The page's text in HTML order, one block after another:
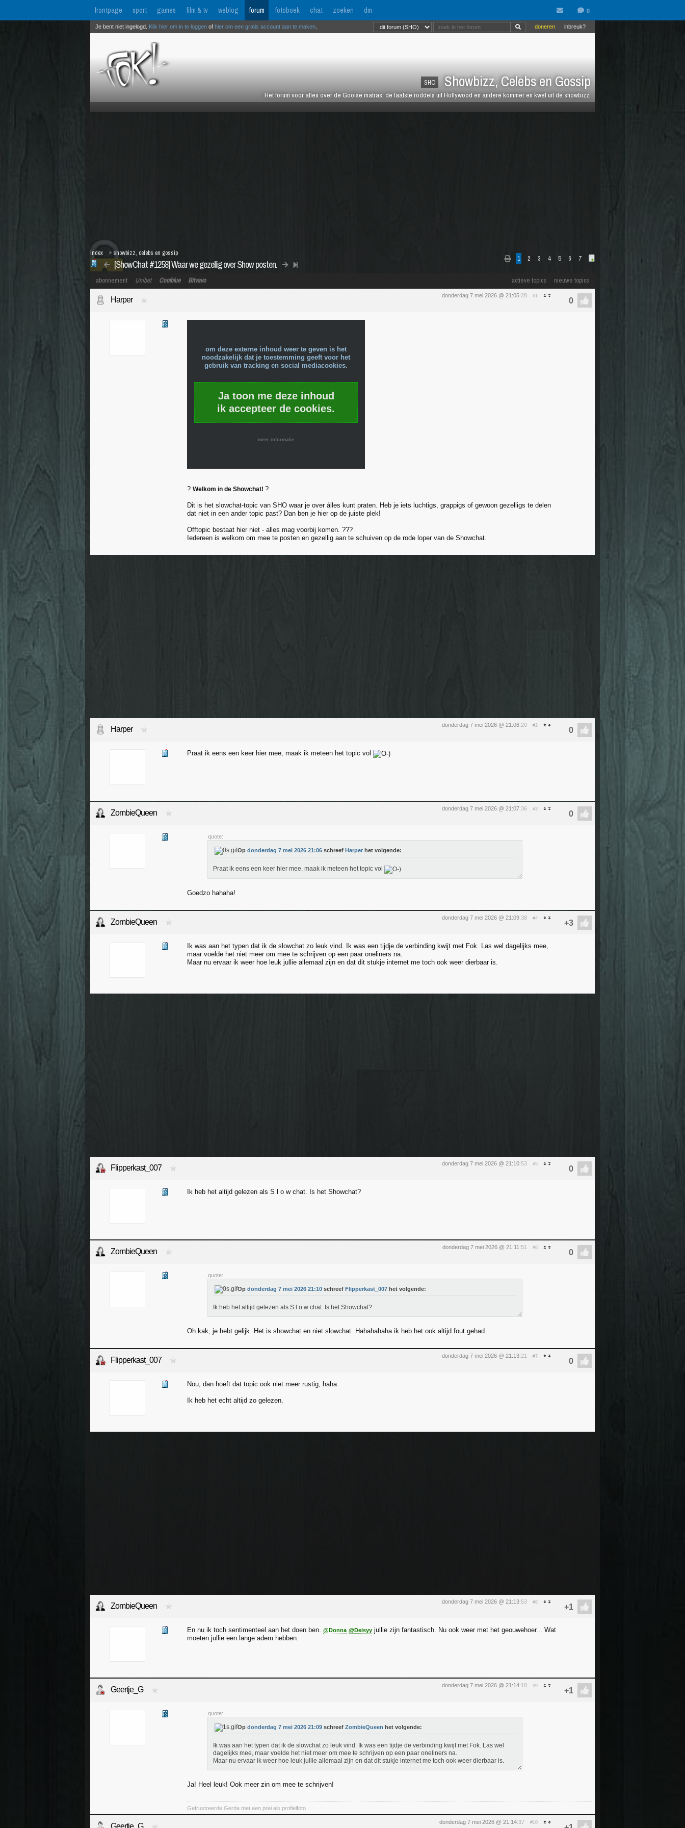
frontpage sport games film & tv weblog forum fotoboek chat zoeken dm
SHO Showbizz, Celebs en Gossip
Het forum voor alles over de Gooise matras, de laatste roddels uit Hollywood en andere kommer en kwel uit de showbizz.
inbreuk?
doneren
Je bent niet ingelogd. Klik hier om in te loggen of hier om een gratis account aan te maken
1 2 3 4 5 6 7
[ShowChat #1258] Waar we gezellig over Show posten.
Index » showbizz, celebs en gossip
actieve topics nieuwe topics
abonnement Unibet Coolblue Bitvavo
donderdag 7 mei 2026 @ 21:05:28 #1
Harper
om deze externe inhoud weer te geven is het
noodzakelijk dat je toestemming geeft voor het
gebruik van tracking en social mediacookies.
Ja toon me deze inhoud
ik accepteer de cookies.
meer informatie
? Welkom in de Showchat! ?
Dit is het slowchat-topic van SHO waar je over álles kunt praten. Heb je iets luchtigs, grappigs of gewoon gezelligs te delen
dat niet in een ander topic past? Dan ben je hier op de juiste plek!
Offtopic bestaat hier niet - alles mag voorbij komen. ???
Iedereen is welkom om mee te posten en gezellig aan te schuiven op de rode loper van de Showchat.
donderdag 7 mei 2026 @ 21:06:20 #2
Harper
Praat ik eens een keer hier mee, maak ik meteen het topic vol
donderdag 7 mei 2026 @ 21:07:36 #3
ZombieQueen
quote:
Op donderdag 7 mei 2026 21:06 schreef Harper het volgende:
Praat ik eens een keer hier mee, maak ik meteen het topic vol
Goedzo hahaha!
donderdag 7 mei 2026 @ 21:09:38 #4
ZombieQueen
Ik was aan het typen dat ik de slowchat zo leuk vind. Ik was een tijdje de verbinding kwijt met Fok. Las wel dagelijks mee,
maar voelde het niet meer om mee te schrijven op een paar oneliners na.
Maar nu ervaar ik weer hoe leuk jullie allemaal zijn en dat dit stukje internet me toch ook weer dierbaar is.
donderdag 7 mei 2026 @ 21:10:53 #5
Flipperkast_007
Ik heb het altijd gelezen als S l o w chat. Is het Showchat?
donderdag 7 mei 2026 @ 21:11 :51 #6
ZombieQueen
quote:
Op donderdag 7 mei 2026 21:10 schreef Flipperkast_007 het volgende:
Ik heb het altijd gelezen als S l o w chat. Is het Showchat?
Oh kak, je hebt gelijk. Het is showchat en niet slowchat. Hahahahaha ik heb het ook altijd fout gehad.
donderdag 7 mei 2026 @ 21:13:21 #7
Flipperkast_007
Nou, dan hoeft dat topic ook niet meer rustig, haha.
Ik heb het echt altijd zo gelezen.
donderdag 7 mei 2026 @ 21:13:53 #8
ZombieQueen
En nu ik toch sentimenteel aan het doen ben. @Donna @Deisyy jullie zijn fantastisch. Nu ook weer met het geouwehoer... Wat
moeten jullie een lange adem hebben.
donderdag 7 mei 2026 @ 21:14:10 #9
Geertje_G
quote:
Op donderdag 7 mei 2026 21:09 schreef ZombieQueen het volgende:
Ik was aan het typen dat ik de slowchat zo leuk vind. Ik was een tijdje de verbinding kwijt met Fok. Las wel
dagelijks mee, maar voelde het niet meer om mee te schrijven op een paar oneliners na.
Maar nu ervaar ik weer hoe leuk jullie allemaal zijn en dat dit stukje internet me toch ook weer dierbaar is.
Ja! Heel leuk! Ook meer zin om mee te schrijven!
Gefrustreerde Gerda met een prei als profielfoto
donderdag 7 mei 2026 @ 21:14:37 #10
Geertje_G